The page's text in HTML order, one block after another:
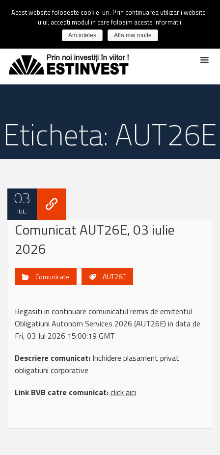
Eticheta: AUT26E
03
IUL.
Comunicat AUT26E, 03 iulie
2026
Comunicate AUT26E
Regasiti in continuare comunicatul remis de emitentul
Obligatiuni Autonom Services 2026 (AUT26E) in data de
Fri, 03 Jul 2026 15:00:19 GMT
Descriere comunicat: Inchidere plasament privat
obligatiuni corporative
Link BVB catre comunicat:click aici
Acest website foloseste cookie-uri. Prin continuarea utilizarii website-
ului, accepti modul in care folosim aceste informatii.
Am inteles Afla mai multe